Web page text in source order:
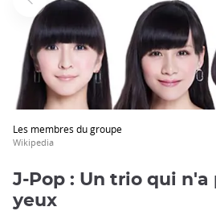
Les membres du groupe
Wikipedia
J-Pop : Un trio qui
yeux
after
iframe